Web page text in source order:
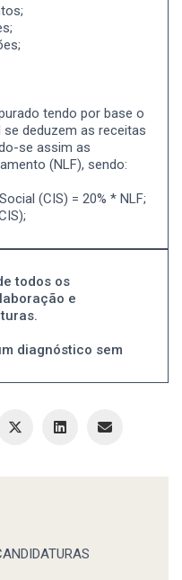
tendo por base o
se deduzem as receitas
se assim as
(NLF), sendo:
(CIS) = 20% * NLF;
todos os
e
diagnóstico sem